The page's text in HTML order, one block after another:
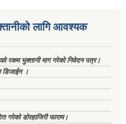
लागि आवश्यक
रकम भुक्तानी माग गरेको निवेदन पत्र।
डिजाईन ।
गरेको डोरहाजिरी फाराम।